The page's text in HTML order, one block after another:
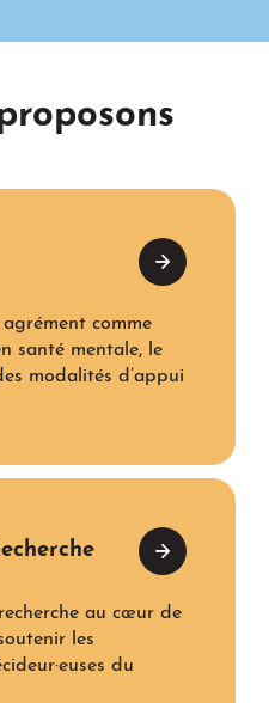
comme
santé mentale, le
modalités d’appui
au cœur de
les
du